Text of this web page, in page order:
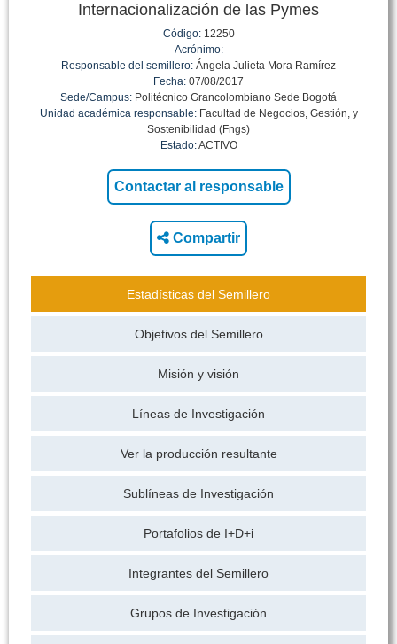
Internacionalización de las Pymes
Código:12250
Acrónimo:
Responsable del semillero: Ángela Julieta Mora Ramírez
Fecha: 07/08/2017
Sede/Campus: Politécnico Grancolombiano Sede Bogotá
Unidad académica responsable:Facultad de Negocios, Gestión, y
Sostenibilidad (Fngs)
Estado:ACTIVO
Compartir
Estadísticas del Semillero
Objetivos del Semillero
Misión y visión
Líneas de Investigación
Ver la producción resultante
Sublíneas de Investigación
Portafolios de I+D+i
Integrantes del Semillero
Grupos de Investigación